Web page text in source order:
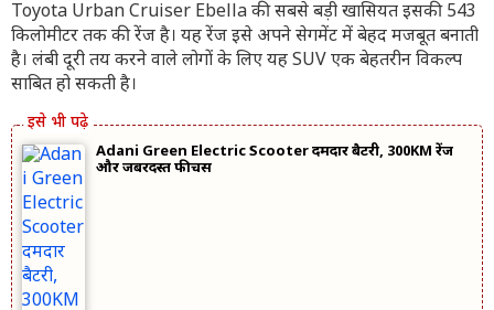
Toyota Urban Cruiser Ebella की सबसे बड़ी खासियत इसकी 543
किलोमीटर तक की रेंज है। यह रेंज इसे अपने सेगमेंट में बेहद मजबूत बनाती
है। लंबी दूरी तय करने वाले लोगों के लिए यह SUV एक बेहतरीन विकल्प
साबित हो सकती है।
Adani Green Electric Scooter दमदार बैटरी, 300KM रेंज
और जबरदस्त फीचर्स